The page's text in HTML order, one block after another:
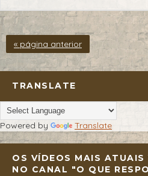
« página anterior
TRANSLATE
Powered by Translate
OS VÍDEOS MAIS ATUAIS
NO CANAL "O QUE